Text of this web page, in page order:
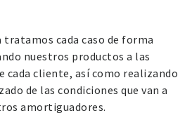
cada caso de forma
nuestros productos a las
cada cliente, así como realizando
de las condiciones que van a
amortiguadores.